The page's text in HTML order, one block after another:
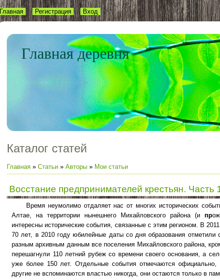
Главная деревня
Главная Регистрация Вход
Каталог статей
Главная » Статьи » Авторы » Мои статьи
Восстание предпринимателей крестьян. Часть
Время неумолимо отдаляет нас от многих исторических
Алтае, на территории нынешнего Михайловского района (и пр
интересны исторические события, связанные с этим регионом. В
70 лет, в 2010 году юбилейные даты со дня образования
разным архивным данным все поселения Михайловского района,
перешагнули 110 летний рубеж со времени своего основания, а
уже более 150 лет. Отдельные события отмечаются официально,
другие не вспоминаются властью никогда, они остаются только в